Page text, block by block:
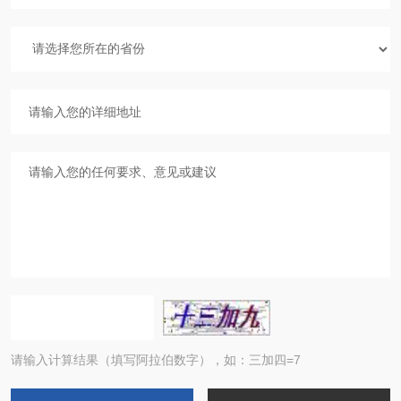
请输入计算结果（填写阿拉伯数字），如：三加四=7